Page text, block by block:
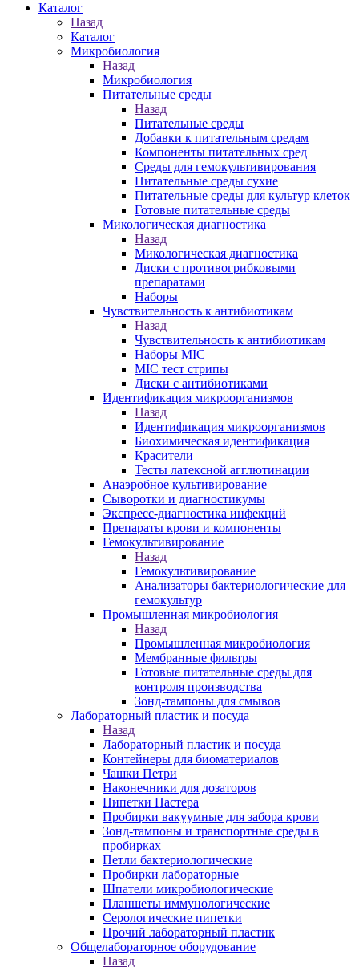
Каталог
Назад
Каталог
Микробиология
Назад
Микробиология
Питательные среды
Назад
Питательные среды
Добавки к питательным средам
Компоненты питательных сред
Среды для гемокультивирования
Питательные среды сухие
Питательные среды для культур клеток
Готовые питательные среды
Микологическая диагностика
Назад
Микологическая диагностика
Диски с противогрибковыми
препаратами
Наборы
Чувствительность к антибиотикам
Назад
Чувствительность к антибиотикам
Наборы MIC
MIC тест стрипы
Диски с антибиотиками
Идентификация микроорганизмов
Назад
Идентификация микроорганизмов
Биохимическая идентификация
Красители
Тесты латексной агглютинации
Анаэробное культивирование
Сыворотки и диагностикумы
Экспресс-диагностика инфекций
Препараты крови и компоненты
Гемокультивирование
Назад
Гемокультивирование
Анализаторы бактериологические для
гемокультур
Промышленная микробиология
Назад
Промышленная микробиология
Мембранные фильтры
Готовые питательные среды для
контроля производства
Зонд-тампоны для смывов
Лабораторный пластик и посуда
Назад
Лабораторный пластик и посуда
Контейнеры для биоматериалов
Чашки Петри
Наконечники для дозаторов
Пипетки Пастера
Пробирки вакуумные для забора крови
Зонд-тампоны и транспортные среды в
пробирках
Петли бактериологические
Пробирки лабораторные
Шпатели микробиологические
Планшеты иммунологические
Серологические пипетки
Прочий лабораторный пластик
Общелабораторное оборудование
Назад